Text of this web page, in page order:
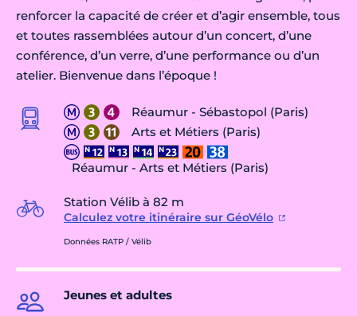
renforcer la capacité de créer et d’agir ensemble, tous
et toutes rassemblées autour d’un concert, d’une
conférence, d’un verre, d’une performance ou d’un
atelier. Bienvenue dans l’époque !
Réaumur - Sébastopol (Paris)
Arts et Métiers (Paris)
Réaumur - Arts et Métiers (Paris)
Station Vélib à 82 m
Calculez votre itinéraire sur GéoVélo
Données RATP / Vélib
Jeunes et adultes